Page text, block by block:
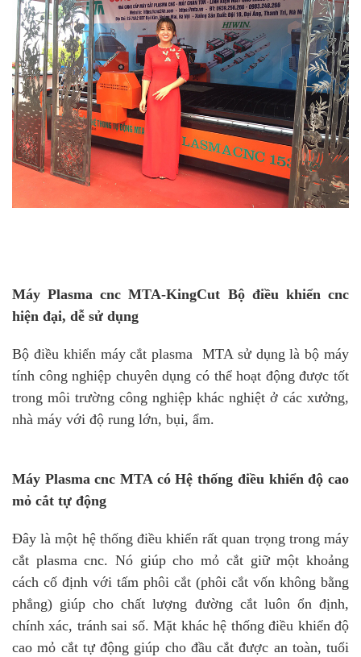
Máy Plasma cnc MTA-KingCut Bộ điều khiển cnc
hiện đại, dễ sử dụng
Bộ điều khiển máy cắt plasma MTA sử dụng là bộ máy
tính công nghiệp chuyên dụng có thể hoạt động được tốt
trong môi trường công nghiệp khác nghiệt ở các xưởng,
nhà máy với độ rung lớn, bụi, ẩm.
Máy Plasma cnc MTA có Hệ thống điều khiển độ cao
mỏ cắt tự động
Đây là một hệ thống điều khiển rất quan trọng trong máy
cắt plasma cnc. Nó giúp cho mỏ cắt giữ một khoảng
cách cố định với tấm phôi cắt (phôi cắt vốn không bằng
phẳng) giúp cho chất lượng đường cắt luôn ổn định,
chính xác, tránh sai số. Mặt khác hệ thống điều khiển độ
cao mỏ cắt tự động giúp cho đầu cắt được an toàn, tuổi